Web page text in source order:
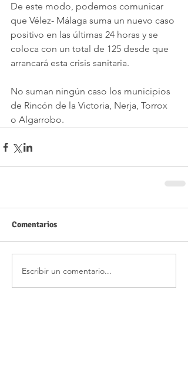
De este modo, podemos comunicar
que Vélez- Málaga suma un nuevo caso
positivo en las últimas 24 horas y se
coloca con un total de 125 desde que
arrancará esta crisis sanitaria.
No suman ningún caso los municipios
de Rincón de la Victoria, Nerja, Torrox
o Algarrobo.
Comentarios
Escribir un comentario...